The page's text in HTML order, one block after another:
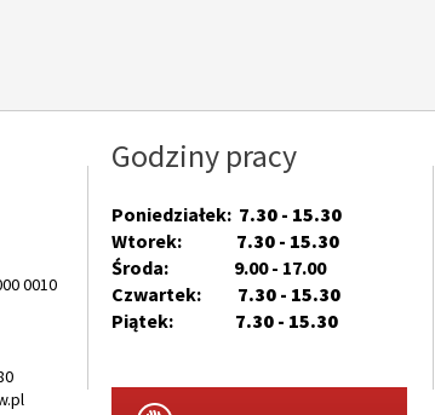
0010
Godziny pracy
Poniedziałek: 7.30 - 15.30
Wtorek: 7.30 - 15.30
Środa: 9.00 - 17.00
Czwartek: 7.30 - 15.30
Piątek: 7.30 - 15.30